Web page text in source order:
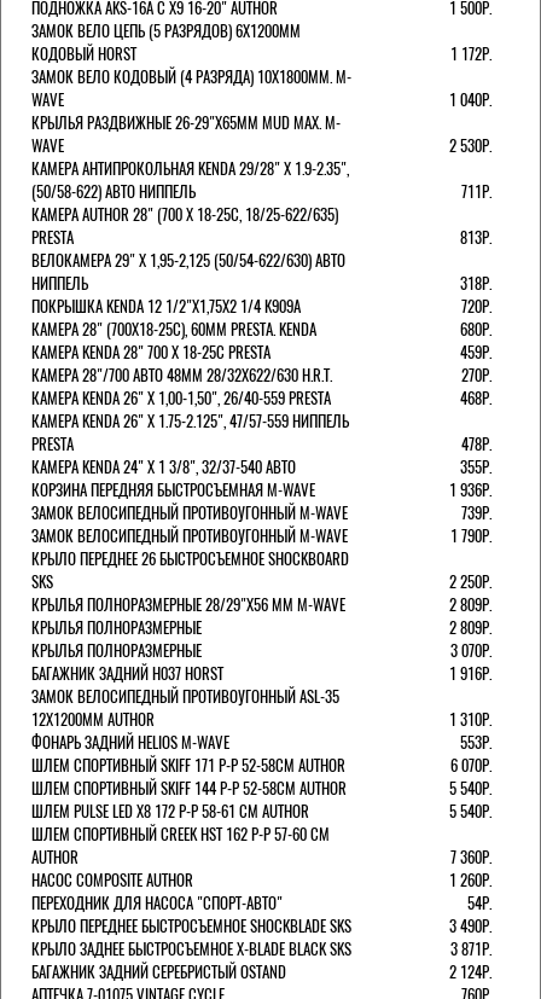
ПОДНОЖКА AKS-16A C X9 16-20" AUTHOR
1 500Р.
ЗАМОК ВЕЛО ЦЕПЬ (5 РАЗРЯДОВ) 6Х1200ММ
КОДОВЫЙ HORST
1 172Р.
ЗАМОК ВЕЛО КОДОВЫЙ (4 РАЗРЯДА) 10Х1800ММ. M-
WAVE
1 040Р.
КРЫЛЬЯ РАЗДВИЖНЫЕ 26-29"Х65ММ MUD MAX. M-
WAVE
2 530Р.
КАМЕРА АНТИПРОКОЛЬНАЯ KENDA 29/28" Х 1.9-2.35",
(50/58-622) АВТО НИППЕЛЬ
711Р.
КАМЕРА AUTHOR 28" (700 Х 18-25С, 18/25-622/635)
PRESTA
813Р.
ВЕЛОКАМЕРА 29" X 1,95-2,125 (50/54-622/630) АВТО
НИППЕЛЬ
318Р.
ПОКРЫШКА KENDA 12 1/2"Х1,75X2 1/4 K909A
720Р.
КАМЕРА 28" (700Х18-25С), 60ММ PRESTA. KENDA
680Р.
КАМЕРА KENDA 28" 700 Х 18-25С PRESTA
459Р.
КАМЕРА 28"/700 АВТО 48ММ 28/32Х622/630 H.R.T.
270Р.
КАМЕРА KENDA 26" Х 1,00-1,50", 26/40-559 PRESTA
468Р.
КАМЕРА KENDA 26" Х 1.75-2.125", 47/57-559 НИППЕЛЬ
PRESTA
478Р.
КАМЕРА KENDA 24" Х 1 3/8", 32/37-540 АВТО
355Р.
КОРЗИНА ПЕРЕДНЯЯ БЫСТРОСЪЕМНАЯ M-WAVE
1 936Р.
ЗАМОК ВЕЛОСИПЕДНЫЙ ПРОТИВОУГОННЫЙ M-WAVE
739Р.
ЗАМОК ВЕЛОСИПЕДНЫЙ ПРОТИВОУГОННЫЙ M-WAVE
1 790Р.
КРЫЛО ПЕРЕДНЕЕ 26 БЫСТРОСЪЕМНОЕ SHOCKBOARD
SKS
2 250Р.
КРЫЛЬЯ ПОЛНОРАЗМЕРНЫЕ 28/29"Х56 ММ M-WAVE
2 809Р.
КРЫЛЬЯ ПОЛНОРАЗМЕРНЫЕ
2 809Р.
КРЫЛЬЯ ПОЛНОРАЗМЕРНЫЕ
3 070Р.
БАГАЖНИК ЗАДНИЙ H037 HORST
1 916Р.
ЗАМОК ВЕЛОСИПЕДНЫЙ ПРОТИВОУГОННЫЙ ASL-35
12Х1200ММ AUTHOR
1 310Р.
ФОНАРЬ ЗАДНИЙ HELIOS M-WAVE
553Р.
ШЛЕМ СПОРТИВНЫЙ SKIFF 171 Р-Р 52-58СМ AUTHOR
6 070Р.
ШЛЕМ СПОРТИВНЫЙ SKIFF 144 Р-Р 52-58СМ AUTHOR
5 540Р.
ШЛЕМ PULSE LED X8 172 Р-Р 58-61 СМ AUTHOR
5 540Р.
ШЛЕМ СПОРТИВНЫЙ CREEK HST 162 Р-Р 57-60 СМ
AUTHOR
7 360Р.
НАСОС COMPOSITE AUTHOR
1 260Р.
ПЕРЕХОДНИК ДЛЯ НАСОСА "СПОРТ-АВТО"
54Р.
КРЫЛО ПЕРЕДНЕЕ БЫСТРОСЪЕМНОЕ SHOCKBLADE SKS
3 490Р.
КРЫЛО ЗАДНЕЕ БЫСТРОСЪЕМНОЕ X-BLADE BLACK SKS
3 871Р.
БАГАЖНИК ЗАДНИЙ СЕРЕБРИСТЫЙ OSTAND
2 124Р.
АПТЕЧКА 7-01075 VINTAGE CYCLE
760Р.